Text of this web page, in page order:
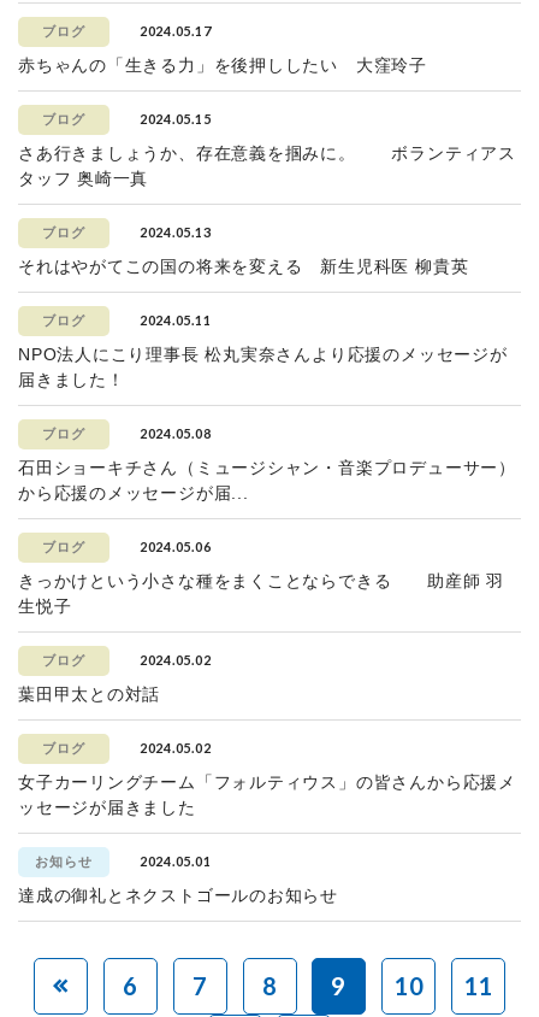
ブログ 2024.05.17
赤ちゃんの「生きる力」を後押ししたい 大窪玲子
ブログ 2024.05.15
さあ行きましょうか、存在意義を掴みに。 ボランティアス
タッフ 奥崎一真
ブログ 2024.05.13
それはやがてこの国の将来を変える 新生児科医 柳貴英
ブログ 2024.05.11
NPO法人にこり理事長 松丸実奈さんより応援のメッセージが
届きました！
ブログ 2024.05.08
石田ショーキチさん（ミュージシャン・音楽プロデューサー）
から応援のメッセージが届...
ブログ 2024.05.06
きっかけという小さな種をまくことならできる 助産師 羽
生悦子
ブログ 2024.05.02
葉田甲太との対話
ブログ 2024.05.02
女子カーリングチーム「フォルティウス」の皆さんから応援メ
ッセージが届きました
お知らせ 2024.05.01
達成の御礼とネクストゴールのお知らせ
6 7 8 9 10
11